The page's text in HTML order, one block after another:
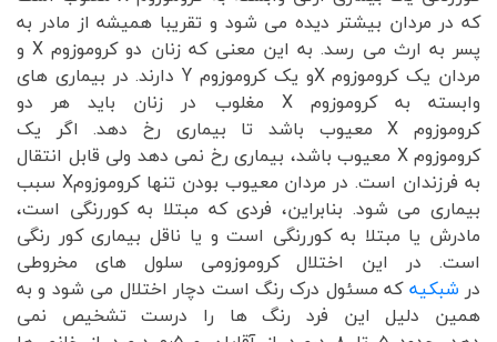
که در مردان بیشتر دیده می شود و تقریبا همیشه از مادر به
پسر به ارث می رسد. به این معنی که زنان دو کروموزوم X و
مردان یک کروموزوم Xو یک کروموزوم Y دارند. در بیماری های
وابسته به کروموزوم X مغلوب در زنان باید هر دو
کروموزوم X معیوب باشد تا بیماری رخ دهد. اگر یک
کروموزوم X معیوب باشد، بیماری رخ نمی دهد ولی قابل انتقال
به فرزندان است. در مردان معیوب بودن تنها کروموزومX سبب
بیماری می شود. بنابراین، فردی که مبتلا به کوررنگی است،
مادرش یا مبتلا به کوررنگی است و یا ناقل بیماری کور رنگی
است. در این اختلال کروموزومی سلول های مخروطی
در شبکیهکه مسئول درک رنگ است دچار اختلال می شود و به
همین دلیل این فرد رنگ ها را درست تشخیص نمی